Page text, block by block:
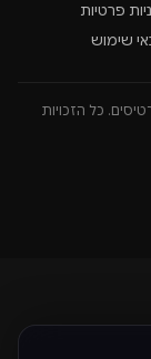
פרטיות
שימוש
כל הזכויות